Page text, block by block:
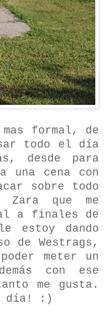
formal, de
todo el día
desde para
una cena con
sobre todo
que me
a finales de
estoy dando
de Westrags,
meter un
con ese
me gusta.
día! :)